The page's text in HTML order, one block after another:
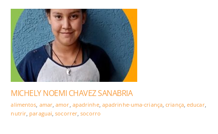
MICHELY NOEMI CHAVEZ SANABRIA
alimentos, amar,amor, apadrinhe, apadrinhe-uma-criança,criança,educar,
nutrir, paraguai,socorrer,socorro